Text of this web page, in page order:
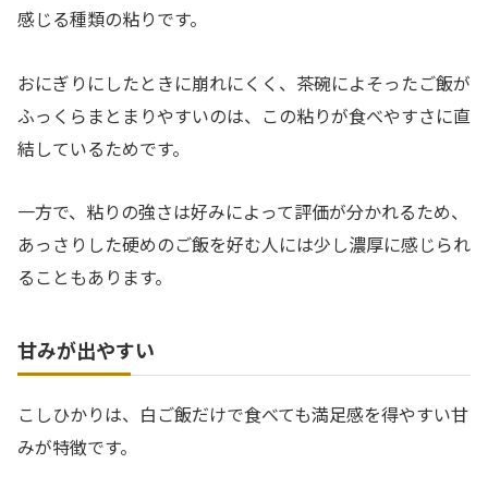
感じる種類の粘りです。
おにぎりにしたときに崩れにくく、茶碗によそったご飯が
ふっくらまとまりやすいのは、この粘りが食べやすさに直
結しているためです。
一方で、粘りの強さは好みによって評価が分かれるため、
あっさりした硬めのご飯を好む人には少し濃厚に感じられ
ることもあります。
甘みが出やすい
こしひかりは、白ご飯だけで食べても満足感を得やすい甘
みが特徴です。